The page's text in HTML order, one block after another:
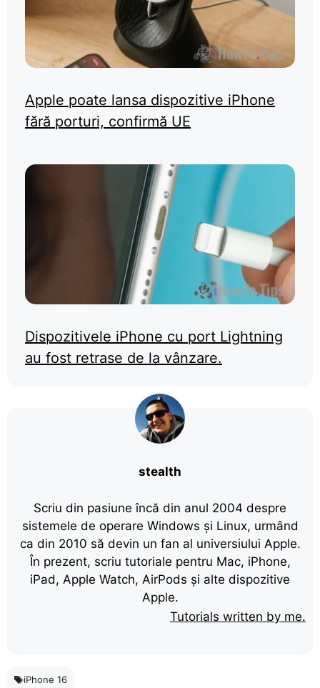
Apple poate lansa dispozitive iPhone
fără porturi, confirmă UE
Dispozitivele iPhone cu port Lightning
au fost retrase de la vânzare.
stealth
Scriu din pasiune încă din anul 2004 despre
sistemele de operare Windows și Linux, urmând
ca din 2010 să devin un fan al universiului Apple.
În prezent, scriu tutoriale pentru Mac, iPhone,
iPad, Apple Watch, AirPods și alte dispozitive
Apple.
Tutorials written by me.
iPhone 16